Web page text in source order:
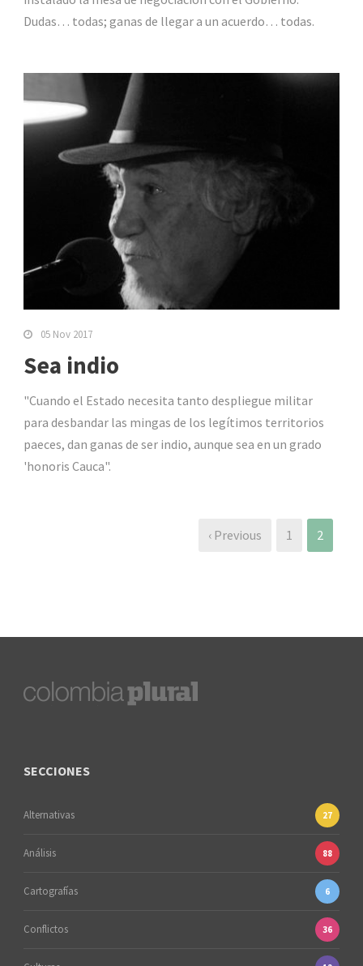
Dudas… todas; ganas de llegar a un acuerdo… todas.
05 Nov 2017
Sea indio
"Cuando el Estado necesita tanto despliegue militar
para desbandar las mingas de los legítimos territorios
paeces, dan ganas de ser indio, aunque sea en un grado
'honoris Cauca".
‹ Previous 1 2
SECCIONES
Alternativas 27
Análisis 88
Cartografías 6
Conflictos 36